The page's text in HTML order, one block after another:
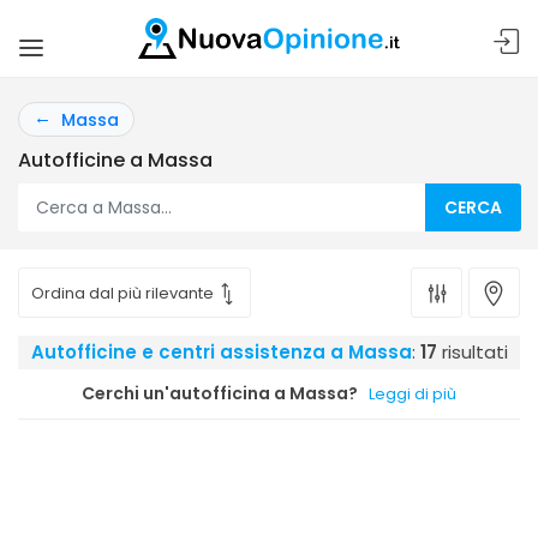
Massa
Autofficine a Massa
CERCA
Autofficine e centri assistenza a Massa: 17 risultati
Cerchi un'autofficina a Massa? Leggi di più